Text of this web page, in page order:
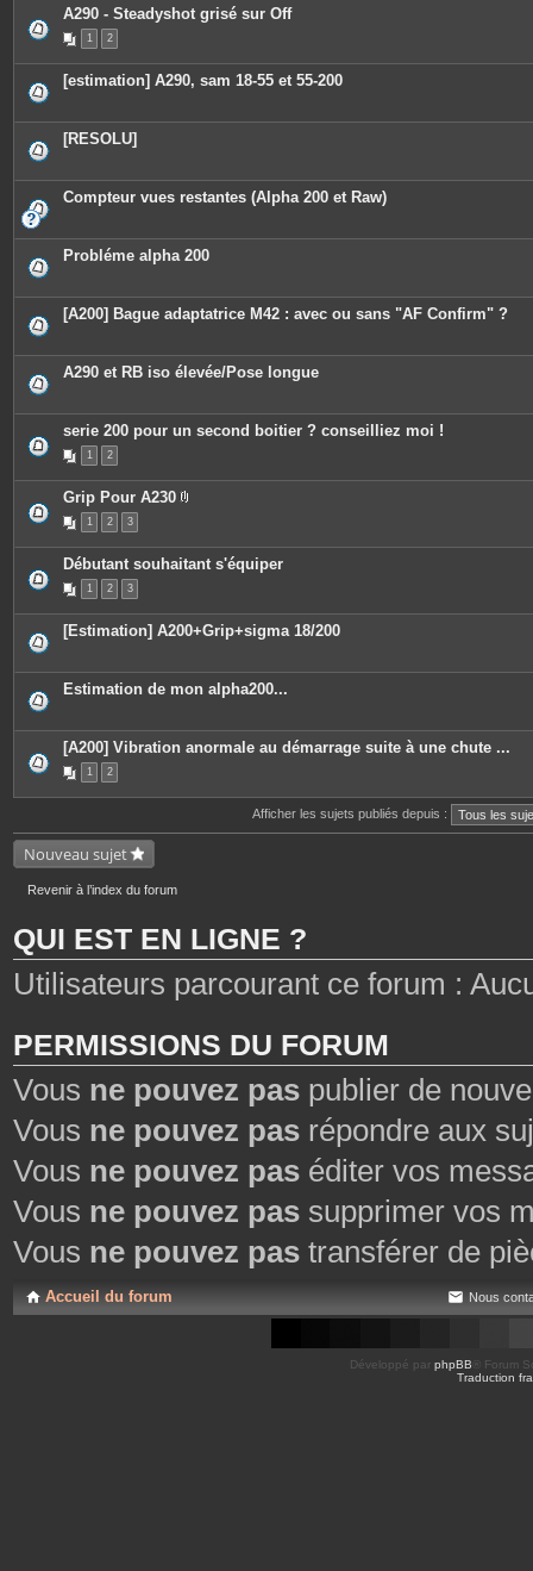
A290 - Steadyshot grisé sur Off
1 2
[estimation] A290, sam 18-55 et 55-200
[RESOLU]
Compteur vues restantes (Alpha 200 et Raw)
Probléme alpha 200
[A200] Bague adaptatrice M42 : avec ou sans "AF Confirm" ?
A290 et RB iso élevée/Pose longue
serie 200 pour un second boitier ? conseilliez moi !
1 2
Grip Pour A230
c
e
i
n
1 2 3
Débutant souhaitant s'équiper
1 2 3
[Estimation] A200+Grip+sigma 18/200
Estimation de mon alpha200...
[A200] Vibration anormale au démarrage suite à une chute ...
1 2
Afficher les sujets publiés depuis :
Nouveau sujet
Revenir à l’index du forum
QUI EST EN LIGNE ?
Utilisateurs parcourant ce forum :
PERMISSIONS DU FORUM
Vous ne pouvez pas publier de
Vous ne pouvez pas répondre aux
Vous ne pouvez pas éditer vos
Vous ne pouvez pas supprimer vos
Vous ne pouvez pas transférer de
Accueil du forum Nous
Développé par phpBB ® Forum
Traduction